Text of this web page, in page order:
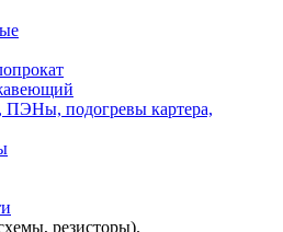
подогревы картера,
резисторы).